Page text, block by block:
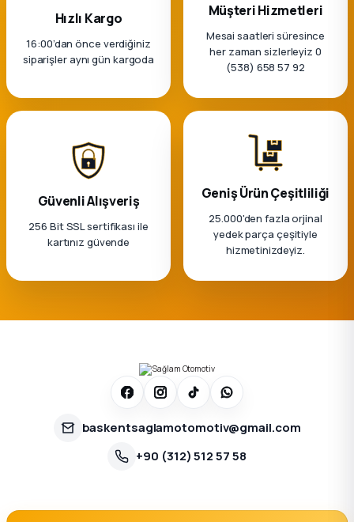
Parça
Hızlı Kargo
16:00’dan önce verdiğiniz
siparişler aynı gün kargoda
Müşteri Hizmetleri
Mesai saatleri süresince
her zaman sizlerleyiz 0
(538) 658 57 92
Güvenli Alışveriş
256 Bit SSL sertifikası ile
kartınız güvende
Geniş Ürün Çeşitliliği
25.000'den fazla orjinal
yedek parça çeşitiyle
hizmetinizdeyiz.
baskentsaglamotomotiv@gmail.com
+90 (312) 512 57 58